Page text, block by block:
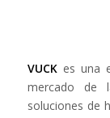
VUCKes una
mercado de
soluciones de